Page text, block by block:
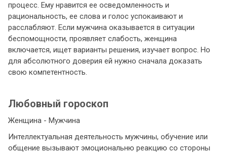
процесс. Ему нравится ее осведомленность и
рациональность, ее слова и голос успокаивают и
расслабляют. Если мужчина оказывается в ситуации
беспомощности, проявляет слабость, женщина
включается, ищет варианты решения, изучает вопрос. Но
для абсолютного доверия ей нужно сначала доказать
свою компетентность.
Любовный гороскоп
Женщина - Мужчина
Интеллектуальная деятельность мужчины, обучение или
общение вызывают эмоциональню реакцию со стороны